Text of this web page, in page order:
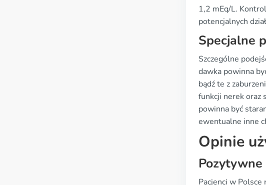
1,2 mEq/L.
potencjalnych
Specjalne
Szczególne
dawka powinna
bądź te z
funkcji nerek oraz
powinna być
ewentualne inne
Opinie
Pacjenci w